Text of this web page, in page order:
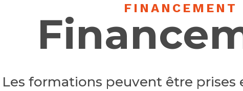
FINANCEMENT
Les formations peuvent être prises